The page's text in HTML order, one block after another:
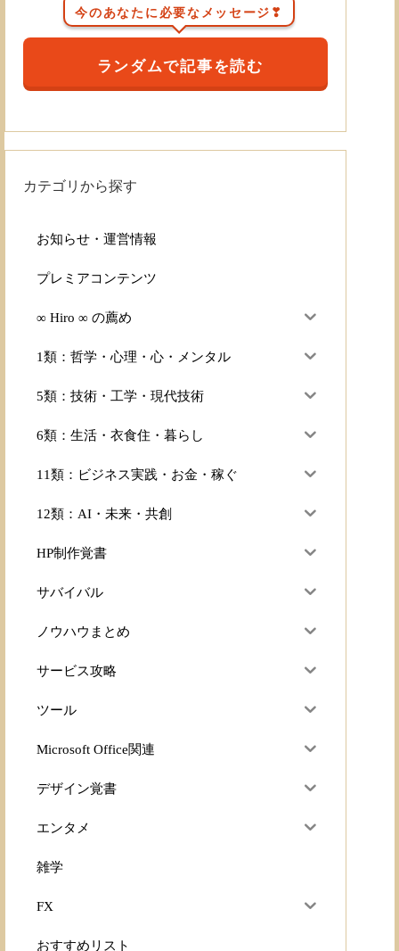
今のあなたに必要なメッセージ❣
ランダムで記事を読む
カテゴリから探す
お知らせ・運営情報
プレミアコンテンツ
∞ Hiro ∞ の薦め
1類：哲学・心理・心・メンタル
5類：技術・工学・現代技術
6類：生活・衣食住・暮らし
11類：ビジネス実践・お金・稼ぐ
12類：AI・未来・共創
HP制作覚書
サバイバル
ノウハウまとめ
サービス攻略
ツール
Microsoft Office関連
デザイン覚書
エンタメ
雑学
FX
おすすめリスト